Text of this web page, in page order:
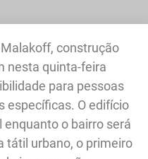
Malakoff, construção
nesta quinta-feira
para pessoas
específicas. O edifício
o bairro será
tátil urbano, o primeiro